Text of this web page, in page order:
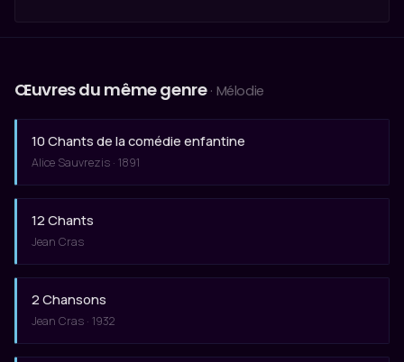
Œuvres du même genre · Mélodie
10 Chants de la comédie enfantine
Alice Sauvrezis · 1891
12 Chants
Jean Cras
2 Chansons
Jean Cras · 1932